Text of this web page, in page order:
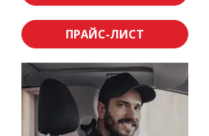
ПРАЙС-ЛИСТ